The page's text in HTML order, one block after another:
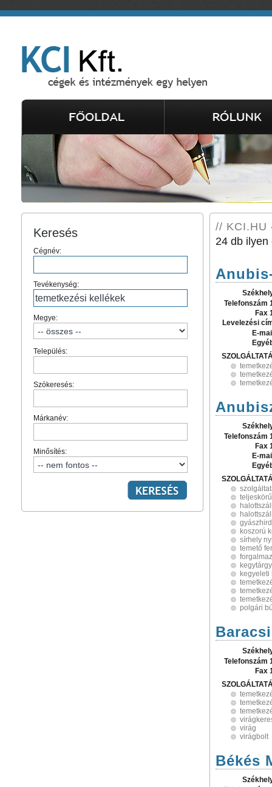
Keresés
Cégnév:
Tevékenység:
Megye:
Település:
Szókeresés:
Márkanév:
Minősítés:
// KCI.HU
24 db ilyen
Telefonszám
Fax
Levelezési
E-
Telefonszám
Fax
E-
koszorú
sírhely
temető
kegyeleti
polgári
Telefonszám
Fax
virág
virágbolt
Békés